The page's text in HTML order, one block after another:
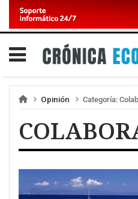
Opinión Categoría: